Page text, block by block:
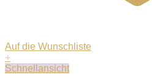
Auf die Wunschliste
+
Schnellansicht